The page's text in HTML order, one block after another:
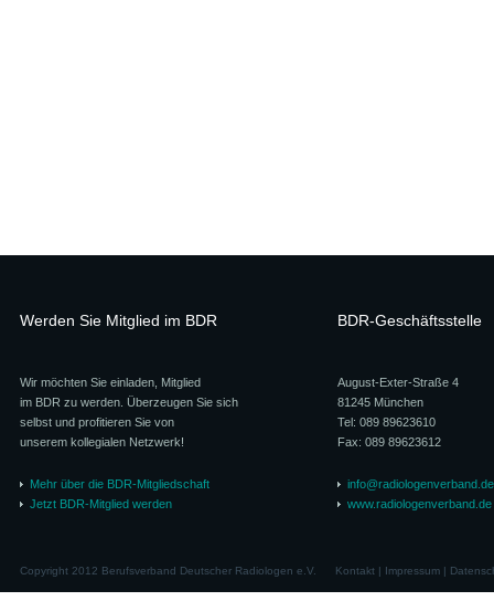
Werden Sie Mitglied im BDR
Wir möchten Sie einladen, Mitglied
im BDR zu werden. Überzeugen Sie sich
selbst und profitieren Sie von
unserem kollegialen Netzwerk!
Mehr über die BDR-Mitgliedschaft
Jetzt BDR-Mitglied werden
BDR-Geschäftsstelle
August-Exter-Straße 4
81245 München
Tel: 089 89623610
Fax: 089 89623612
info@radiologenverband.de
www.radiologenverband.de
Copyright 2012 Berufsverband Deutscher Radiologen e.V. Kontakt| Impressum|